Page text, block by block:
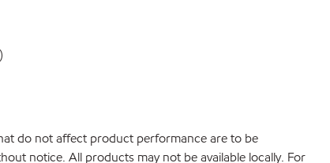
do not affect product performance are to be
notice. All products may not be available locally. For